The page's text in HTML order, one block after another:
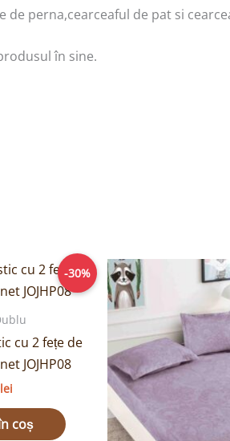
perna,cearceaful de pat si
în sine.
-30%
cu 2 fețe de
JOJHP08
lei
Prețul
curent
este:
coș